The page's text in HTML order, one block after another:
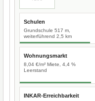
Schulen
Grundschule 517 m,
weiterführend 2,5 km
Wohnungsmarkt
8,04 €/m² Miete, 4,4 %
Leerstand
INKAR-Erreichbarkeit